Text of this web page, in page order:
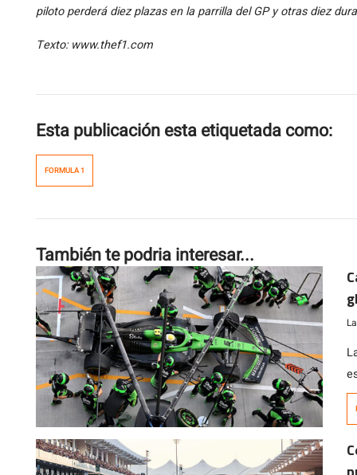
piloto perderá diez plazas en la parrilla del GP y otras diez
Texto: www.thef1.com
Esta publicación esta etiquetada como:
FORMULA 1
También te podria interesar...